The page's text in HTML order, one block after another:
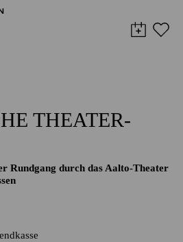
THEATER­
Rundgang durch das Aalto-Theater